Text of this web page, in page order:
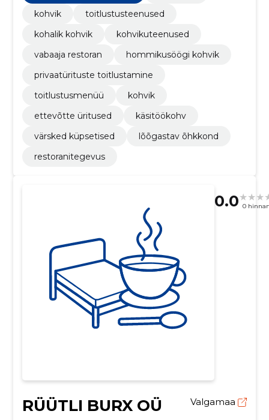
kohvik
toitlustusteenused
kohalik kohvik
kohvikuteenused
vabaaja restoran
hommikusöögi kohvik
privaatürituste toitlustamine
toitlustusmenüü
kohvik
ettevõtte üritused
käsitöökohv
värsked küpsetised
lõõgastav õhkkond
restoranitegevus
0.0 0
RÜÜTLI BURX OÜ Valgamaa